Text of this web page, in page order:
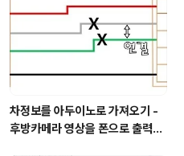
차정보를 아두이노로 가져오기 -
후방카메라 영상을 폰으로 출력